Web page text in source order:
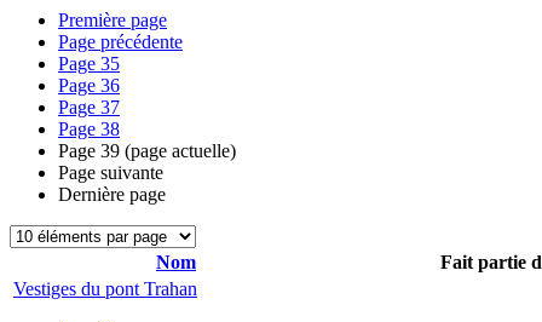
Première page
Page précédente
Page 35
Page 36
Page 37
Page 38
Page 39 (page actuelle)
Page suivante
Dernière page
Nom
Fait partie
Vestiges du pont Trahan